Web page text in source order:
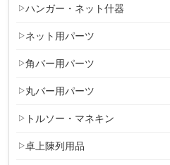
ハンガー・ネット什器
ネット用パーツ
角バー用パーツ
丸バー用パーツ
トルソー・マネキン
卓上陳列用品